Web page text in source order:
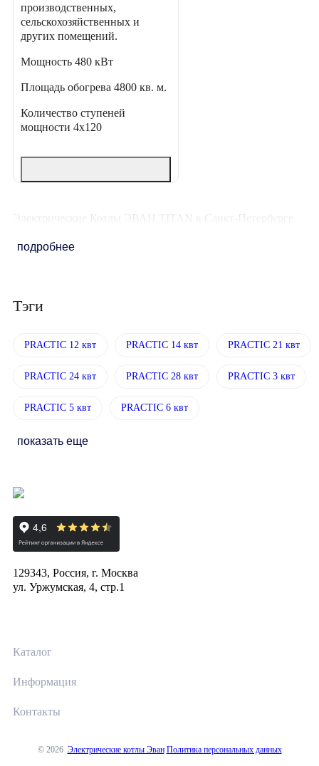
производственных,
сельскохозяйственных и
других помещений.
Мощность 480 кВт
Площадь обогрева 4800 кв. м.
Количество ступеней
мощности 4х120
Электрические Котлы ЭВАН TITAN в Санкт-Петербурге
подробнее
Тэги
PRACTIC 12 квт PRACTIC 14 квт PRACTIC 21 квт
PRACTIC 24 квт PRACTIC 28 квт PRACTIC 3 квт
PRACTIC 5 квт PRACTIC 6 квт
показать еще
129343, Россия, г. Москва
ул. Уржумская, 4, стр.1
Каталог
Информация
Контакты
© 2026 Электрические котлы Эван Политика персональных данных